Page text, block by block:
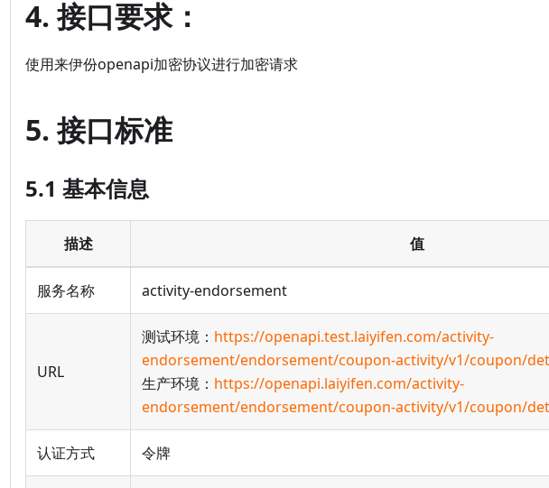
4. 接口要求：
使用来伊份openapi加密协议进行加密请求
5. 接口标准
5.1 基本信息
描述 值
服务名称 activity-endorsement
URL
测试环境： https://openapi.test.laiyifen.com/activity-
endorsement/endorsement/coupon-activity/v1/coupon/
生产环境： https://openapi.laiyifen.com/activity-
endorsement/endorsement/coupon-activity/v1/coupon/
认证方式 令牌